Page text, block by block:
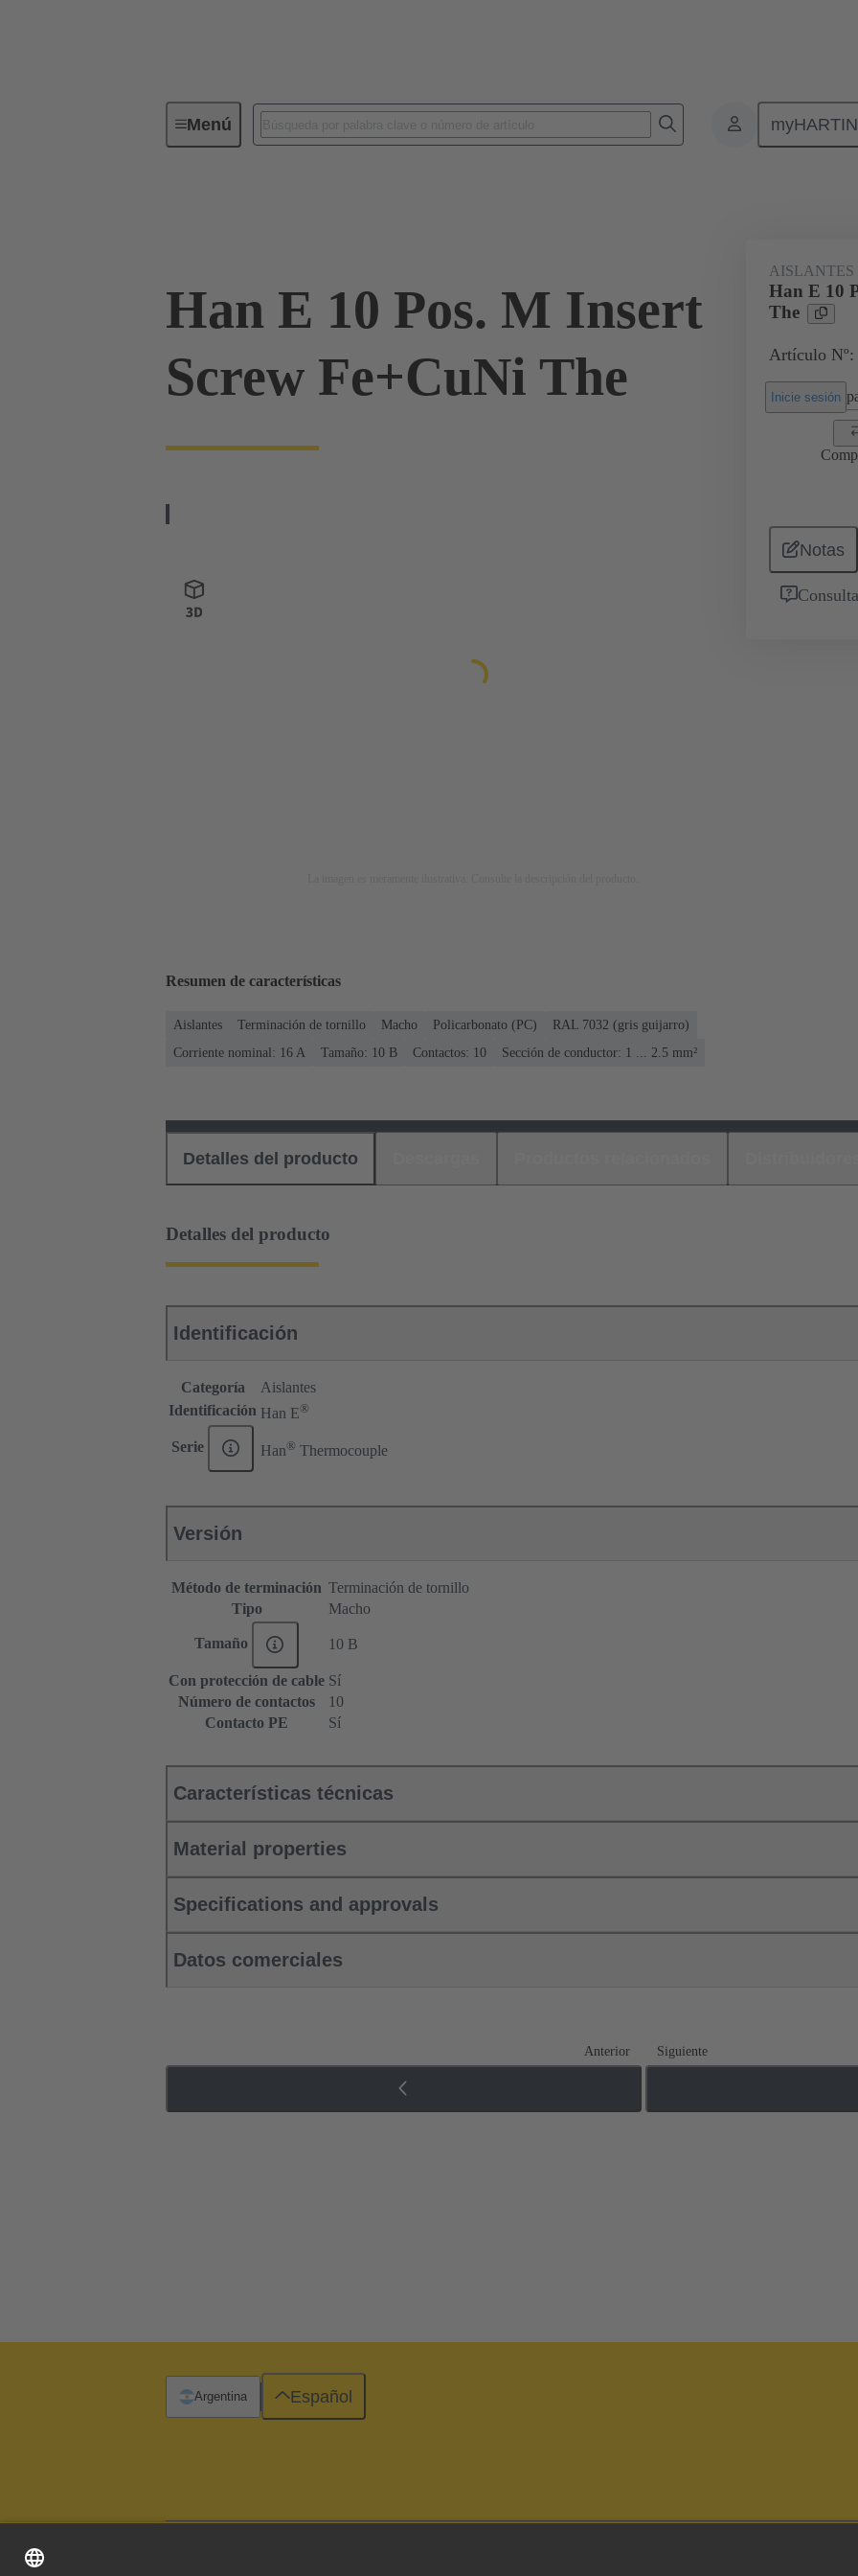
MenúConectores industriales / Han® Aislantes monobloque
Han E 10 Pos. M Insert
Screw Fe+CuNi The
AISLANTES
Han E 10
The
Artículo Nº:
Inicie sesión
Notas
Resumen de características
Aislantes Terminación de tornillo Macho Policarbonato (PC)
RAL 7032 (gris guijarro)
Corriente nominal: ‌16 A
Tamaño: 10 B Contactos: 10 Sección de conductor: 1 ... 2.5 mm²
Detalles del producto
Detalles del producto
Identificación
Categoría
Aislantes
Identificación Han E®
Serie Han® Thermocouple
Versión
Método de terminación Terminación de tornillo
Tipo
Macho
Tamaño 10 B
Con protección de cable Sí
Número de contactos
10
Contacto PE
Sí
Características técnicas
Material properties
Specifications and approvals
Datos comerciales
Anterior Siguiente
Argentina Español